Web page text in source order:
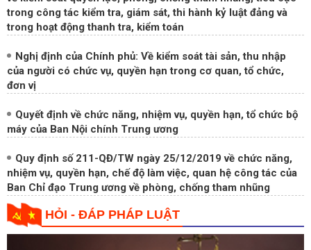
Nghị định của Chính phủ: Về kiểm soát tài sản, thu nhập
của người có chức vụ, quyền hạn trong cơ quan, tổ chức,
đơn vị
Quyết định về chức năng, nhiệm vụ, quyền hạn, tổ chức bộ
máy của Ban Nội chính Trung ương
Quy định số 211-QĐ/TW ngày 25/12/2019 về chức năng,
nhiệm vụ, quyền hạn, chế độ làm việc, quan hệ công tác của
Ban Chỉ đạo Trung ương về phòng, chống tham nhũng
HỎI - ĐÁP PHÁP LUẬT